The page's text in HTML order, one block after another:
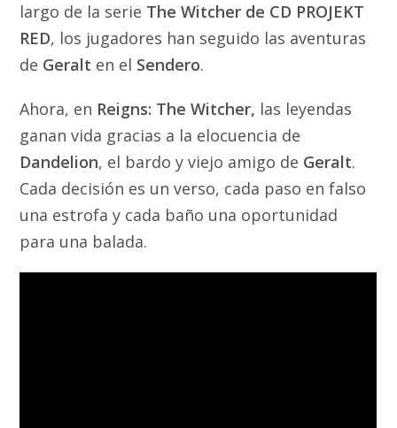
largo de la serie The Witcher de CD PROJEKT
RED, los jugadores han seguido las aventuras
de Geralt en el Sendero.
Ahora, en Reigns: The Witcher, las leyendas
ganan vida gracias a la elocuencia de
Dandelion, el bardo y viejo amigo de Geralt.
Cada decisión es un verso, cada paso en falso
una estrofa y cada baño una oportunidad
para una balada.